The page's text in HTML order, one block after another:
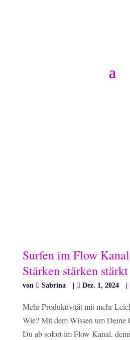
Surfen im Flow
Stärken stärken stärkt
von Sabrina Dez. 1, 2024
Mehr Produktivität mit mehr
Wie? Mit dem Wissen um Deine
Du ab sofort im Flow Kanal,